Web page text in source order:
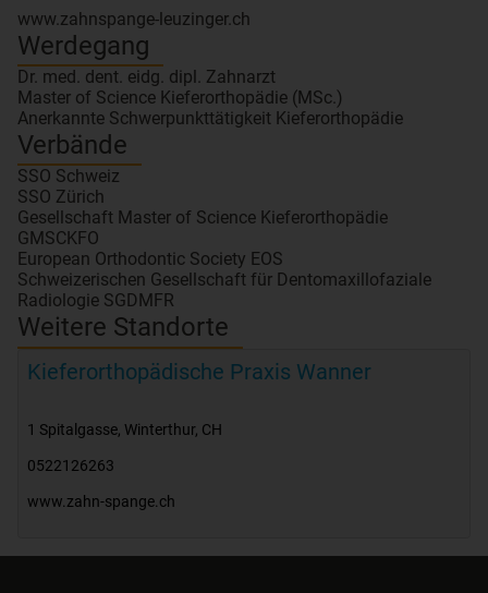
www.zahnspange-leuzinger.ch
Werdegang
Dr. med. dent. eidg. dipl. Zahnarzt
Master of Science Kieferorthopädie (MSc.)
Anerkannte Schwerpunkttätigkeit Kieferorthopädie
Verbände
SSO Schweiz
SSO Zürich
Gesellschaft Master of Science Kieferorthopädie
GMSCKFO
European Orthodontic Society EOS
Schweizerischen Gesellschaft für Dentomaxillofaziale
Radiologie SGDMFR
Weitere Standorte
Kieferorthopädische Praxis Wanner
1 Spitalgasse, Winterthur, CH
0522126263
www.zahn-spange.ch